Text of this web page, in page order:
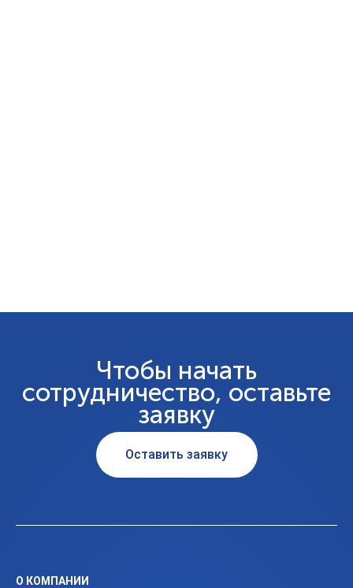
Чтобы начать
сотрудничество, оставьте
заявку
Оставить заявку
О КОМПАНИИ